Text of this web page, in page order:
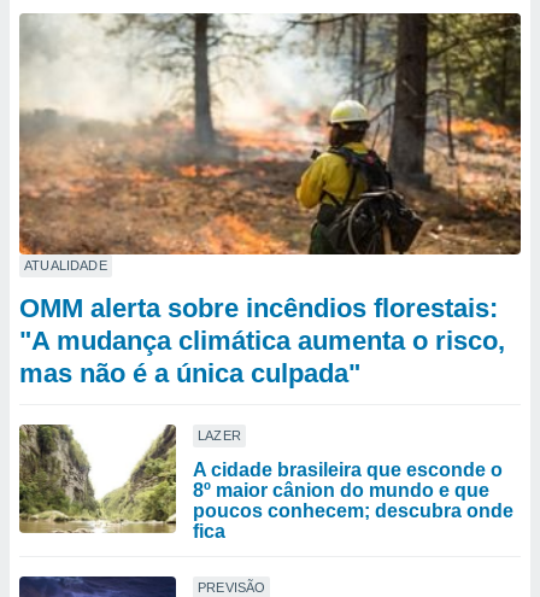
ATUALIDADE
OMM alerta sobre incêndios florestais:
"A mudança climática aumenta o risco,
mas não é a única culpada"
LAZER
A cidade brasileira que esconde o
8º maior cânion do mundo e que
poucos conhecem; descubra onde
fica
PREVISÃO